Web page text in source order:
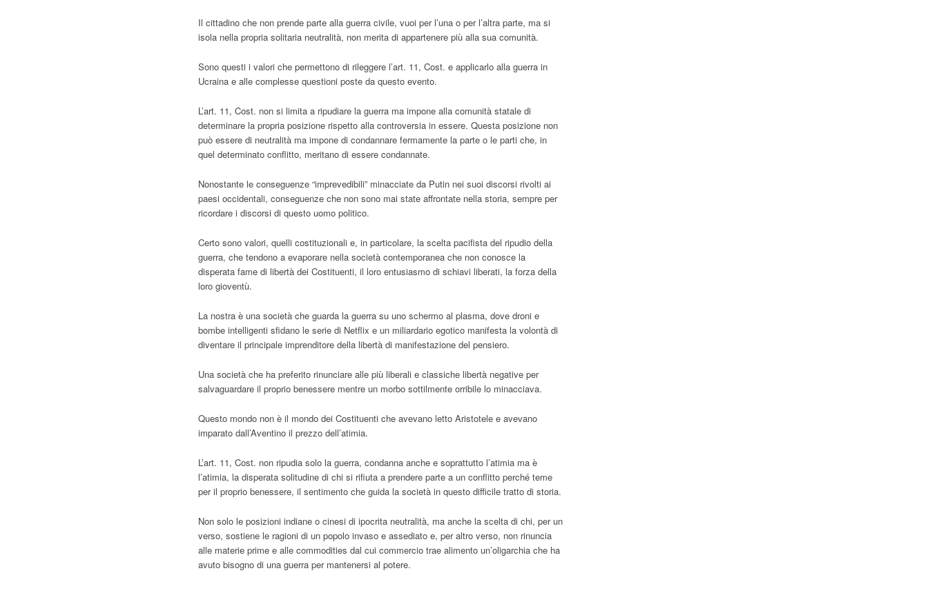
Il cittadino che non prende parte alla guerra civile, vuoi per l’una o per l’altra parte, ma si
isola nella propria solitaria neutralità, non merita di appartenere più alla sua comunità.
Sono questi i valori che permettono di rileggere l’art. 11, Cost. e applicarlo alla guerra in
Ucraina e alle complesse questioni poste da questo evento.
L’art. 11, Cost. non si limita a ripudiare la guerra ma impone alla comunità statale di
determinare la propria posizione rispetto alla controversia in essere. Questa posizione non
può essere di neutralità ma impone di condannare fermamente la parte o le parti che, in
quel determinato conflitto, meritano di essere condannate.
Nonostante le conseguenze “imprevedibili” minacciate da Putin nei suoi discorsi rivolti ai
paesi occidentali, conseguenze che non sono mai state affrontate nella storia, sempre per
ricordare i discorsi di questo uomo politico.
Certo sono valori, quelli costituzionali e, in particolare, la scelta pacifista del ripudio della
guerra, che tendono a evaporare nella società contemporanea che non conosce la
disperata fame di libertà dei Costituenti, il loro entusiasmo di schiavi liberati, la forza della
loro gioventù.
La nostra è una società che guarda la guerra su uno schermo al plasma, dove droni e
bombe intelligenti sfidano le serie di Netflix e un miliardario egotico manifesta la volontà di
diventare il principale imprenditore della libertà di manifestazione del pensiero.
Una società che ha preferito rinunciare alle più liberali e classiche libertà negative per
salvaguardare il proprio benessere mentre un morbo sottilmente orribile lo minacciava.
Questo mondo non è il mondo dei Costituenti che avevano letto Aristotele e avevano
imparato dall’Aventino il prezzo dell’atimia.
L’art. 11, Cost. non ripudia solo la guerra, condanna anche e soprattutto l’atimia ma è
l’atimia, la disperata solitudine di chi si rifiuta a prendere parte a un conflitto perché teme
per il proprio benessere, il sentimento che guida la società in questo difficile tratto di storia.
Non solo le posizioni indiane o cinesi di ipocrita neutralità, ma anche la scelta di chi, per un
verso, sostiene le ragioni di un popolo invaso e assediato e, per altro verso, non rinuncia
alle materie prime e alle commodities dal cui commercio trae alimento un’oligarchia che ha
avuto bisogno di una guerra per mantenersi al potere.